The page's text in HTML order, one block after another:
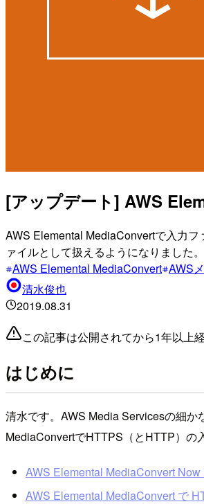
[アップデート] AWS
AWS Elemental MediaConvertで入力
ァイルとして扱えるようになりました。
AWS Elemental MediaConvert AWS
清水俊也
2019.08.31
この記事は公開されてから1年以上
はじめに
清水です。AWS Media Servicesの細
MediaConvertでHTTPS（とHTTP）の
AWS Elemental MediaConvert
AWS Elemental MediaConvert で